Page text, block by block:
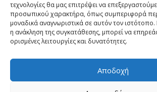
τεχνολογίες θα μας επιτρέψει να
προσωπικού χαρακτήρα, όπως συμπεριφορά
μοναδικά αναγνωριστικά σε αυτόν τον
η ανάκληση της συγκατάθεσης, μπορεί να
ορισμένες λειτουργίες και δυνατότητες.
Αποδοχή
Πολιτική Cookies (ΕΕ)
Όροι και